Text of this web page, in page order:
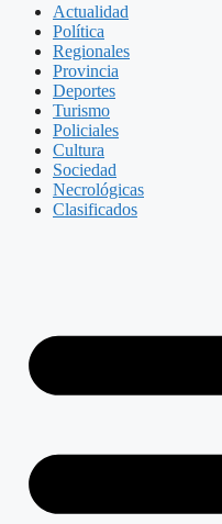
Actualidad
Política
Regionales
Provincia
Deportes
Turismo
Policiales
Cultura
Sociedad
Necrológicas
Clasificados